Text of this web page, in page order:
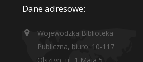
Dane adresowe:
Wojewódzka Biblioteka
Publiczna, biuro: 10-117
Olsztyn, ul. 1 Maja 5